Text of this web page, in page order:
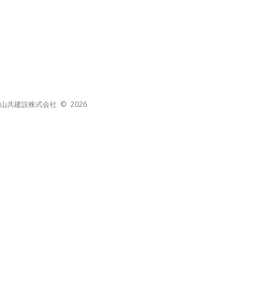
山共建設株式会社 © 2026